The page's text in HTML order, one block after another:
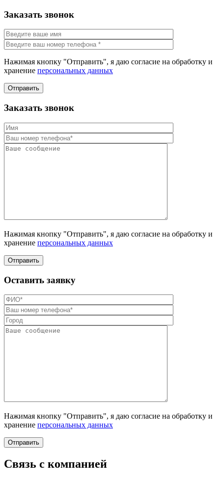
Заказать звонок
Нажимая кнопку "Отправить", я даю согласие на обработку и
хранение персональных данных
Отправить
Заказать звонок
Нажимая кнопку "Отправить", я даю согласие на обработку и
хранение персональных данных
Отправить
Оставить заявку
Нажимая кнопку "Отправить", я даю согласие на обработку и
хранение персональных данных
Отправить
Связь с компанией